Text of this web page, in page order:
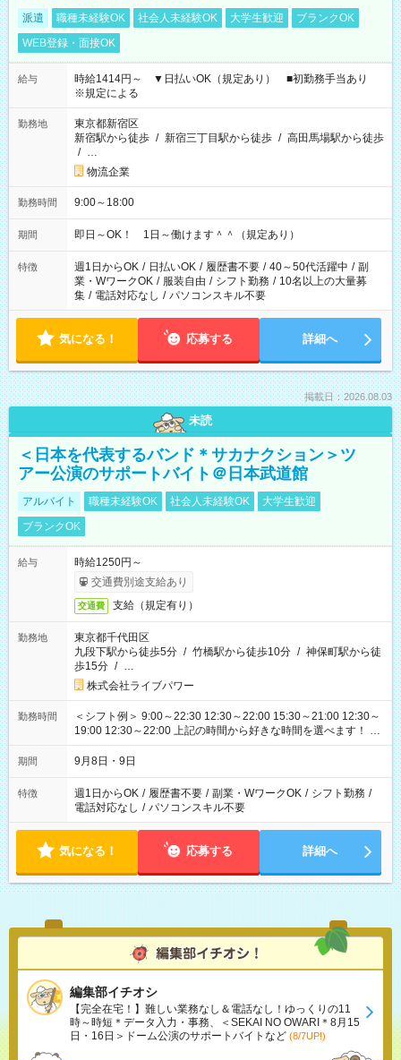
派遣 職種未経験OK 社会人未経験OK 大学生歓迎
ブランクOK
WEB登録・面接OK
給与
時給1414円～ ▼日払いOK（規定あり） ■初勤務手当あり
※規定による
勤務地
東京都新宿区
新宿駅から徒歩 / 新宿三丁目駅から徒歩 / 高田馬場駅から徒歩
/ …
物流企業
勤務時間 9:00～18:00
期間 即日～OK！ 1日～働けます＾＾（規定あり）
特徴 週1日からOK / 日払いOK / 履歴書不要 / 40～50代活躍中 / 副
業・WワークOK / 服装自由 / シフト勤務 / 10名以上の大量募
集 / 電話対応なし / パソコンスキル不要
気になる！ 応募する 詳細へ
掲載日：2026.08.03
未読
＜日本を代表するバンド＊サカナクション＞ツ
アー公演のサポートバイト＠日本武道館
アルバイト 職種未経験OK 社会人未経験OK
大学生歓迎
ブランクOK
給与
時給1250円～
交通費別途支給あり
交通費 支給（規定有り）
勤務地
東京都千代田区
九段下駅から徒歩5分 / 竹橋駅から徒歩10分 / 神保町駅から徒
歩15分 / …
株式会社ライブパワー
勤務時間
＜シフト例＞ 9:00～22:30 12:30～22:00 15:30～21:00 12:30～
19:00 12:30～22:00 上記の時間から好きな時間を選べます！ ※
時間は変更となる可能性があります
期間 9月8日・9日
特徴 週1日からOK / 履歴書不要 / 副業・WワークOK / シフト勤務 /
電話対応なし / パソコンスキル不要
気になる！ 応募する 詳細へ
編集部イチオシ
【完全在宅！】難しい業務なし＆電話なし！ゆっくりの11
時～時短＊データ入力・事務、＜SEKAI NO OWARI＊8月15
日・16日＞ドーム公演のサポートバイトなど (8/7UP!)